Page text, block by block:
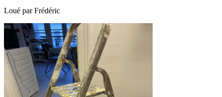
Loué parFrédéric